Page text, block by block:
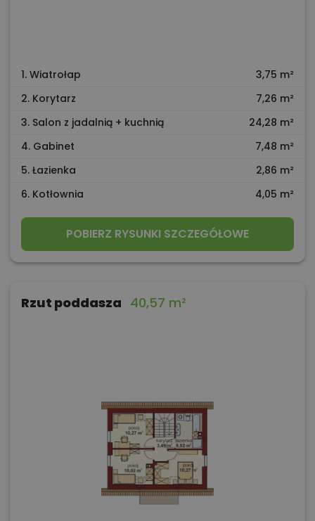
1. Wiatrołap
3,75 m²
2. Korytarz
7,26 m²
3. Salon z jadalnią + kuchnią
24,28 m²
4. Gabinet
7,48 m²
5. Łazienka
2,86 m²
6. Kotłownia
4,05 m²
POBIERZ RYSUNKI SZCZEGÓŁOWE
Rzut poddasza 40,57 m²